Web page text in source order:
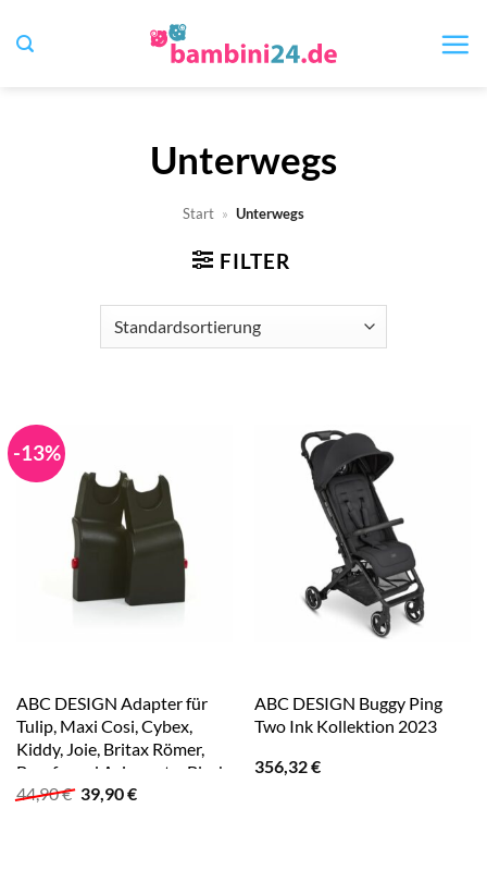
Inhalt
Unterwegs
Start » Unterwegs
FILTER
-13%
ABC DESIGN Adapter für
Tulip, Maxi Cosi, Cybex,
Kiddy, Joie, Britax Römer,
Besafe und Avionaut – Black
44,90€ Ursprünglicher
39,90€Aktueller
ABC DESIGN Buggy Ping
Two Ink Kollektion 2023
356,32€